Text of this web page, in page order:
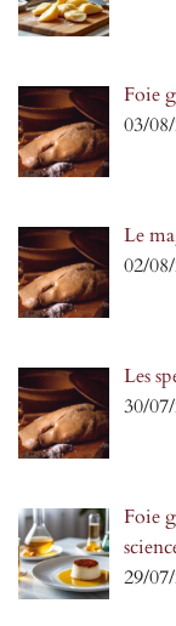
Foie
03/
Le
02/
Les
30/
Foie
29/